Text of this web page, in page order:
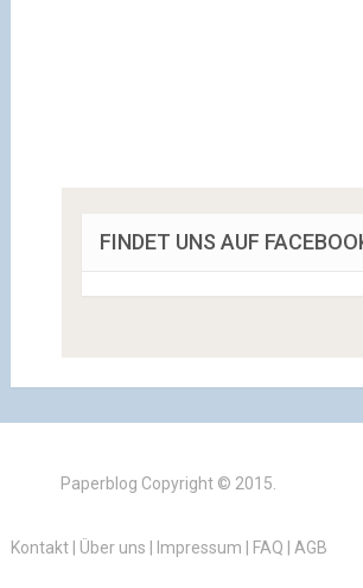
FINDET UNS AUF
Paperblog Copyright © 2015.
Kontakt| Über uns Impressum FAQ AGB